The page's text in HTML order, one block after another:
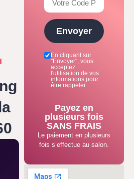
En cliquant sur
"Envoyer", vous
acceptez
l'utilisation de vos
informations pour
être rappeler
Envoyer
Payez en
plusieurs fois
SANS FRAIS
Le paiement en plusieurs
fois s’effectue au salon.